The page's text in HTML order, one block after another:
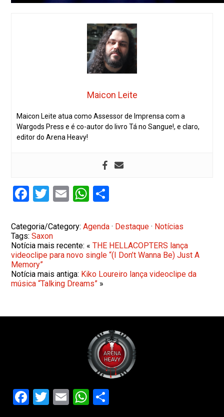
Maicon Leite
Maicon Leite atua como Assessor de Imprensa com a
Wargods Press e é co-autor do livro Tá no Sangue!, e claro,
editor do Arena Heavy!
Facebook
Twitter
EmailWhatsApp
Categoria/Category:Agenda · Destaque · Notícias
Tags:Saxon
Notícia mais recente: «THE HELLACOPTERS lança
videoclipe para novo single “(I Don’t Wanna Be) Just A
Memory”
Notícia mais antiga: Kiko Loureiro lança videoclipe da
música “Talking Dreams” »
Facebook
Twitter
EmailWhatsApp